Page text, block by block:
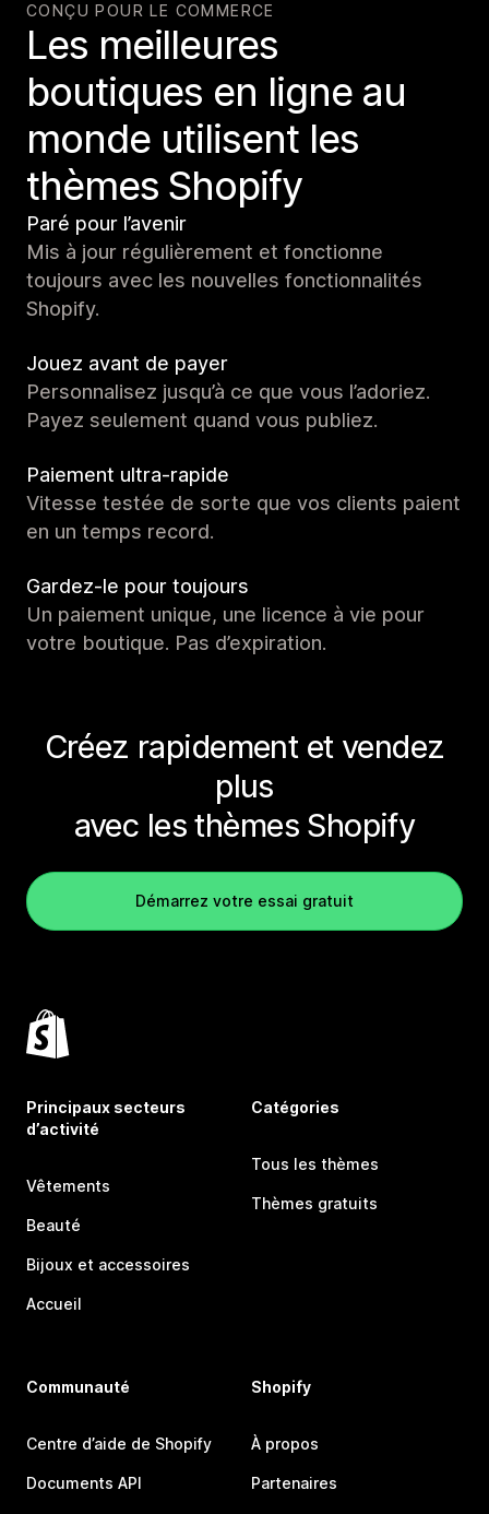
CONÇU POUR LE COMMERCE
Les meilleures
boutiques en ligne au
monde utilisent les
thèmes Shopify
Paré pour l’avenir
Mis à jour régulièrement et fonctionne
toujours avec les nouvelles fonctionnalités
Shopify.
Jouez avant de payer
Personnalisez jusqu’à ce que vous l’adoriez.
Payez seulement quand vous publiez.
Paiement ultra-rapide
Vitesse testée de sorte que vos clients paient
en un temps record.
Gardez-le pour toujours
Un paiement unique, une licence à vie pour
votre boutique. Pas d’expiration.
Créez rapidement et vendez
plus
avec les thèmes Shopify
Démarrez votre essai gratuit
Principaux secteurs
d’activité
Vêtements
Beauté
Bijoux et accessoires
Accueil
Catégories
Tous les thèmes
Thèmes gratuits
Communauté
Centre d’aide de Shopify
Documents API
Shopify
À propos
Partenaires